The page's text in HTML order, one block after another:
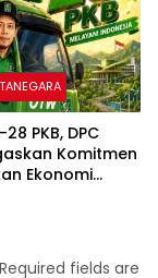
PKB, DPC
Komitmen
Ekonomi
Required fields are